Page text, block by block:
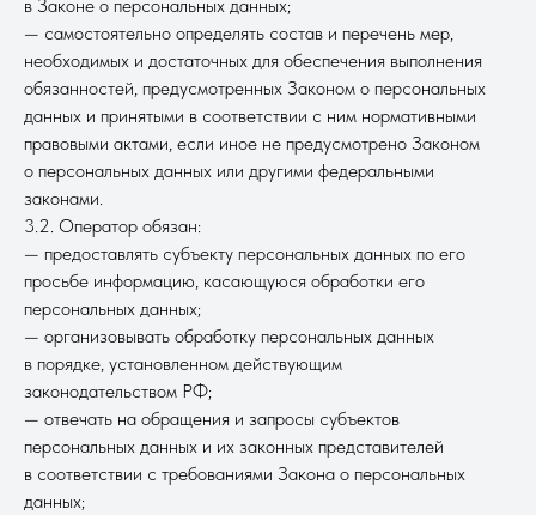
в Законе о персональных данных;
— самостоятельно определять состав и перечень мер,
необходимых и достаточных для обеспечения выполнения
обязанностей, предусмотренных Законом о персональных
данных и принятыми в соответствии с ним нормативными
правовыми актами, если иное не предусмотрено Законом
о персональных данных или другими федеральными
законами.
3.2. Оператор обязан:
— предоставлять субъекту персональных данных по его
просьбе информацию, касающуюся обработки его
персональных данных;
— организовывать обработку персональных данных
в порядке, установленном действующим
законодательством РФ;
— отвечать на обращения и запросы субъектов
персональных данных и их законных представителей
в соответствии с требованиями Закона о персональных
данных;